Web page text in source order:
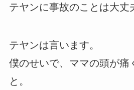
テヤンに事故のことは大丈
テヤンは言います。
僕のせいで、ママの頭が痛
と。